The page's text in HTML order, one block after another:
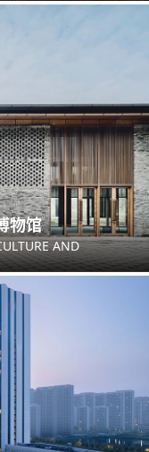
物馆
AND